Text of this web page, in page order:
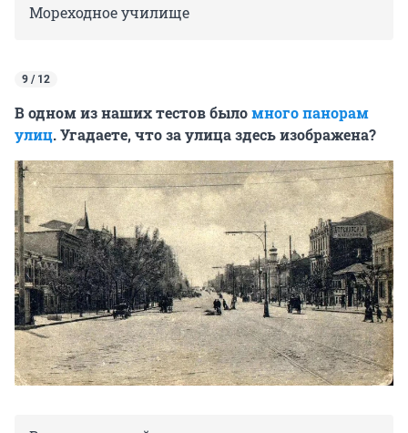
Мореходное училище
9 / 12
В одном из наших тестов быломного панорам
улиц. Угадаете, что за улица здесь изображена?